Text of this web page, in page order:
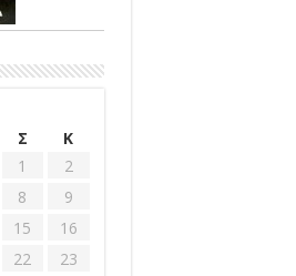
Σ
Κ
1
2
8
9
15
16
22
23